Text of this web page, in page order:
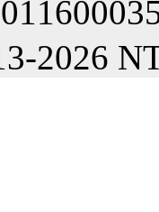
2026